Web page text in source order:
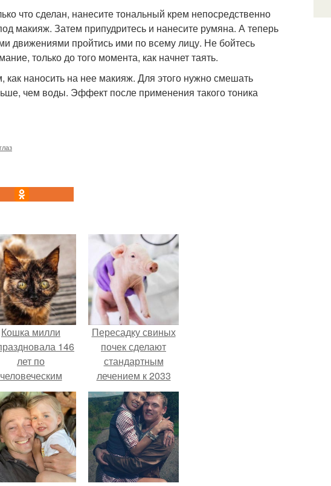
что сделан, нанесите тональный крем непосредственно
макияж. Затем припудритесь и нанесите румяна. А теперь
движениями пройтись ими по всему лицу. Не бойтесь
только до того момента, как начнет таять.
наносить на нее макияж. Для этого нужно смешать
чем воды. Эффект после применения такого тоника
Кошка милли
146
лет по
человеческим
Меркам и
на
звание самой
в мире.
Пересадку свиных
почек сделают
стандартным
лечением к 2033
году в Японии.